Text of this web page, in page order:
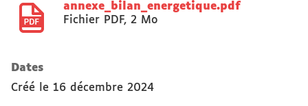
annexe_bilan_energetique.pdf
Fichier PDF, 2 Mo
Dates
Créé le 16 décembre 2024